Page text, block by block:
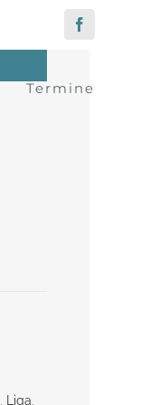
Facebook
Termine
Liga